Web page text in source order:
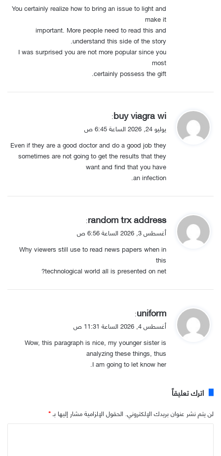
You certainly realize how to bring an issue to light and
make it
important. More people need to read this and
understand this side of the story.
I was surprised you are not more popular since you
most
certainly possess the gift.
ي
و
ل
buy viagra wi
:
يوليو 24, 2026 الساعة 6:45 ص
Even if they are a good doctor and do a good job they
sometimes are not going to get the results that they
want and find that you have
an infection.
ي
ق
و
ل
random trx address
:
أغسطس 3, 2026 الساعة 6:56 ص
Why viewers still use to read news papers when in
this
technological world all is presented on net?
ي
ق
و
ل
uniform
:
أغسطس 4, 2026 الساعة 11:31 ص
Wow, this paragraph is nice, my younger sister is
analyzing these things, thus
I am going to let know her.
اترك تعليقاً
لن يتم نشر عنوان بريدك الإلكتروني. الحقول الإلزامية مشار إليها بـ*